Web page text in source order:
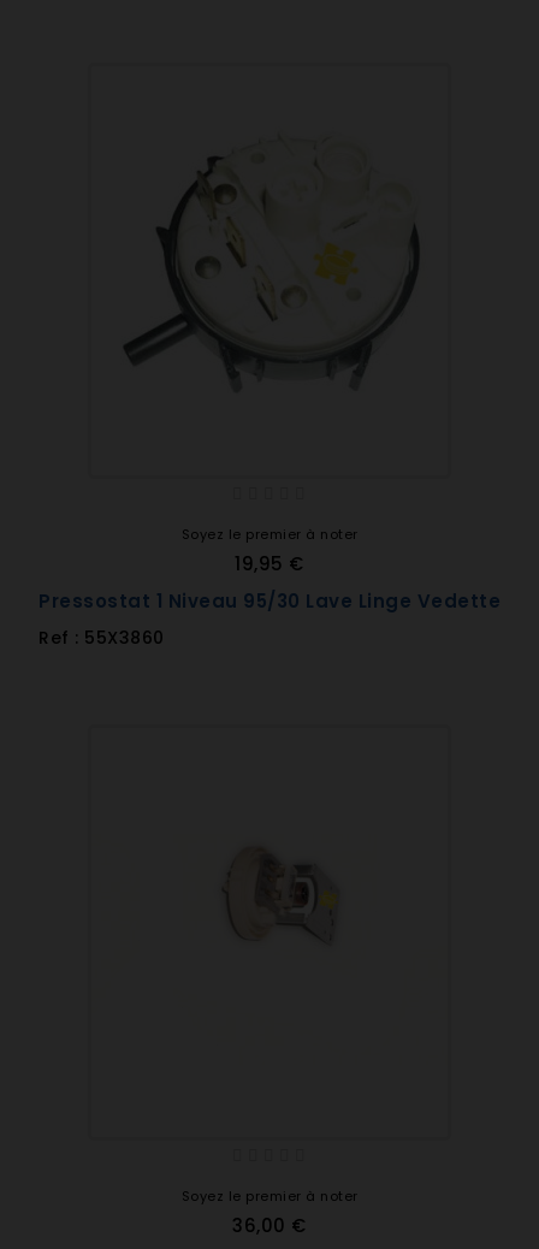
Soyez le premier à noter
19,95 €
Pressostat 1 Niveau 95/30 Lave Linge Vedette
Ref : 55X3860
Soyez le premier à noter
36,00 €